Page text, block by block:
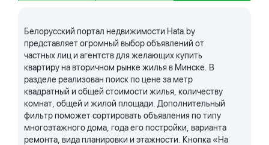
Белорусский портал недвижимости Hata.by
представляет огромный выбор объявлений от
частных лиц и агентств для желающих купить
квартиру на вторичном рынке жилья в Минске. В
разделе реализован поиск по цене за метр
квадратный и общей стоимости жилья, количеству
комнат, общей и жилой площади. Дополнительный
фильтр поможет сортировать объявления по типу
многоэтажного дома, года его постройки, варианта
ремонта, вида планировки и этажности. Кнопка «На